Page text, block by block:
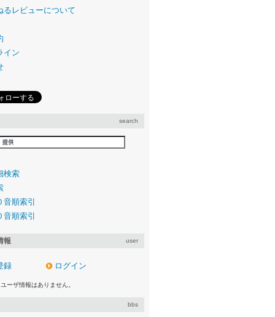
るレビューについて
イン
search
検索
順索引
順索引
報 user
録 ログイン
ーザ情報はありません。
bbs